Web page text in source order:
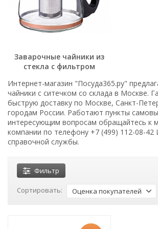
Заварочные чайники из
стекла с фильтром
Интернет-магазин "Посуда365.ру"
чайники с ситечком со склада в Москве.
быструю доставку по Москве, Санкт-
городам России. Работают пункты
интересующим вопросам обращайтесь к
компании по телефону +7 (499) 112-08-42
справочной службы.
Фильтр
Сортировать: Оценка покупателей